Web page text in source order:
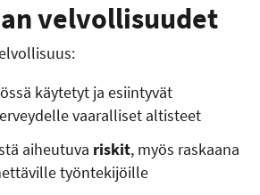
velvollisuudet
käytetyt ja esiintyvät
vaaralliset altisteet
aiheutuva riskit, myös raskaana
työntekijöille